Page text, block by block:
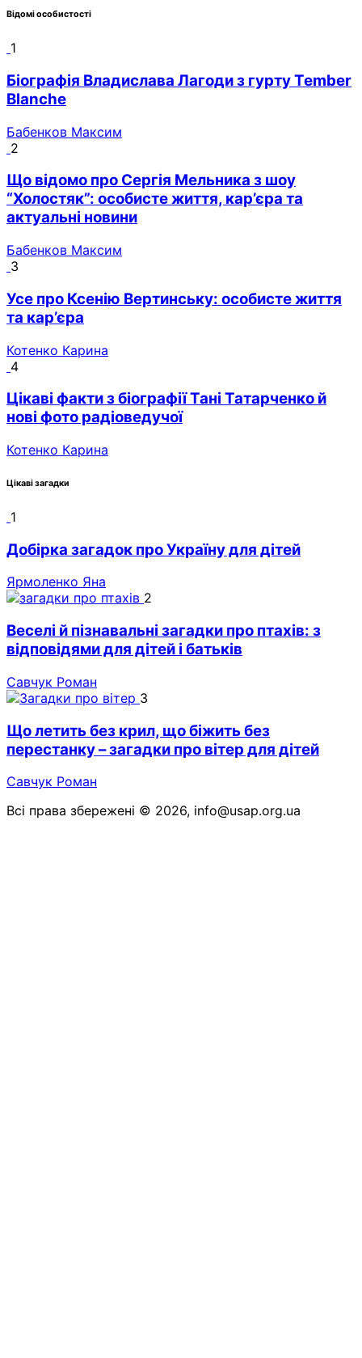
Відомі особистості
1
Біографія Владислава Лагоди з гурту Tember
Blanche
Бабенков Максим
2
Що відомо про Сергія Мельника з шоу
“Холостяк”: особисте життя, кар’єра та
актуальні новини
Бабенков Максим
3
Усе про Ксенію Вертинську: особисте життя
та кар’єра
Котенко Карина
4
Цікаві факти з біографії Тані Татарченко й
нові фото радіоведучої
Котенко Карина
Цікаві загадки
1
Добірка загадок про Україну для дітей
Ярмоленко Яна
2
Веселі й пізнавальні загадки про птахів: з
відповідями для дітей і батьків
Савчук Роман
3
Що летить без крил, що біжить без
перестанку – загадки про вітер для дітей
Савчук Роман
Всі права збережені © 2026, info@usap.org.ua